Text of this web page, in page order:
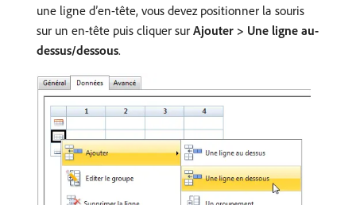
une ligne d’en-tête, vous devez positionner la souris
sur un en-tête puis cliquer sur Ajouter > Une ligne au-
dessus/dessous.